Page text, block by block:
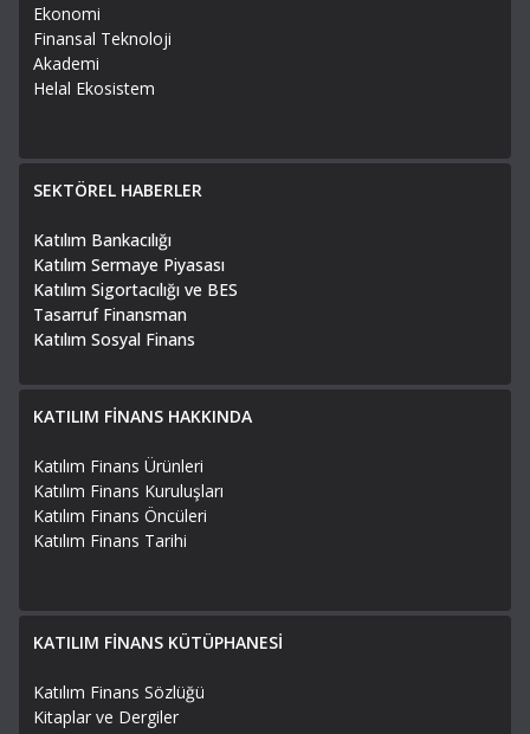
Ekonomi
Finansal Teknoloji
Akademi
Helal Ekosistem
SEKTÖREL HABERLER
Katılım Bankacılığı
Katılım Sermaye Piyasası
Katılım Sigortacılığı ve BES
Tasarruf Finansman
Katılım Sosyal Finans
KATILIM FİNANS HAKKINDA
Katılım Finans Ürünleri
Katılım Finans Kuruluşları
Katılım Finans Öncüleri
Katılım Finans Tarihi
KATILIM FİNANS KÜTÜPHANESİ
Katılım Finans Sözlüğü
Kitaplar ve Dergiler